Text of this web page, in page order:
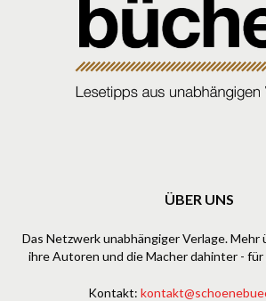
ÜBER UNS
Das Netzwerk unabhängiger Verlage. Mehr
ihre Autoren und die Macher dahinter - für
Kontakt: